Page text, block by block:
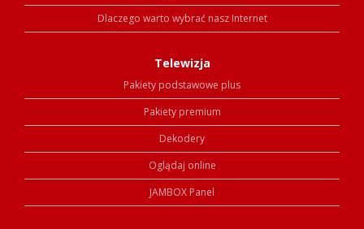
Dlaczego warto wybrać nasz Internet
Telewizja
Pakiety podstawowe plus
Pakiety premium
Dekodery
Oglądaj online
JAMBOX Panel